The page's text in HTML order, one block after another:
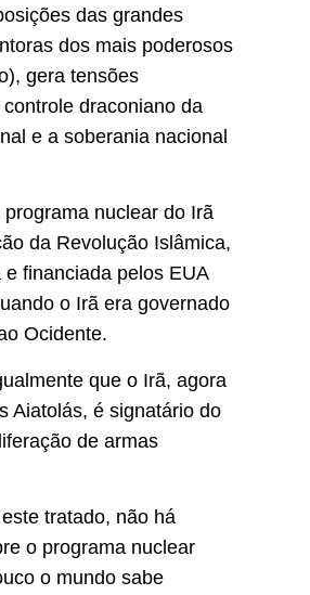
das grandes
dos mais poderosos
gera tensões
draconiano da
e a soberania nacional
nuclear do Irã
da Revolução Islâmica,
financiada pelos EUA
o Irã era governado
Ocidente.
que o Irã, agora
Aiatolás, é signatário do
de armas
tratado, não há
o programa nuclear
o mundo sabe